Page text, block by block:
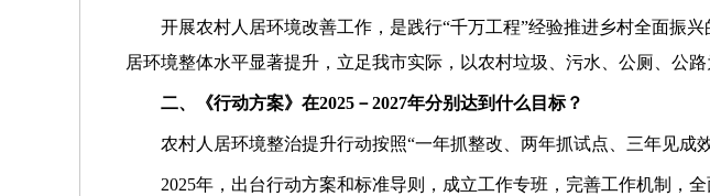
开展农村人居环境改善工作，是践行“千万工程”经验推进乡村全面振
居环境整体水平显著提升，立足我市实际，以农村垃圾、污水、公厕、公
二、《行动方案》在2025－2027年分别达到什么目标？
农村人居环境整治提升行动按照“一年抓整改、两年抓试点、三年见成
2025年，出台行动方案和标准导则，成立工作专班，完善工作机制，